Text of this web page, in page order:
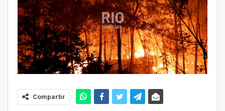
Compartir